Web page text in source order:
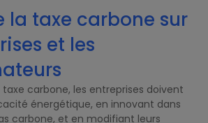
la taxe carbone sur
et les
taxe carbone, les entreprises doivent
énergétique, en innovant dans
carbone, et en modifiant leurs